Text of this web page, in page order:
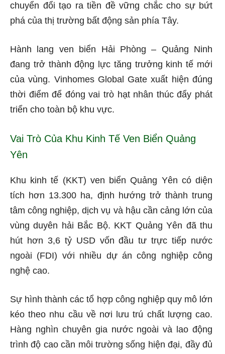
chuyển đổi tạo ra tiền đề vững chắc cho sự bứt
phá của thị trường bất động sản phía Tây.
Hành lang ven biển Hải Phòng – Quảng Ninh
đang trở thành động lực tăng trưởng kinh tế mới
của vùng. Vinhomes Global Gate xuất hiện đúng
thời điểm để đóng vai trò hạt nhân thúc đẩy phát
triển cho toàn bộ khu vực.
Vai Trò Của Khu Kinh Tế Ven Biển Quảng
Yên
Khu kinh tế (KKT) ven biển Quảng Yên có diện
tích hơn 13.300 ha, định hướng trở thành trung
tâm công nghiệp, dịch vụ và hậu cần cảng lớn của
vùng duyên hải Bắc Bộ. KKT Quảng Yên đã thu
hút hơn 3,6 tỷ USD vốn đầu tư trực tiếp nước
ngoài (FDI) với nhiều dự án công nghiệp công
nghệ cao.
Sự hình thành các tổ hợp công nghiệp quy mô lớn
kéo theo nhu cầu về nơi lưu trú chất lượng cao.
Hàng nghìn chuyên gia nước ngoài và lao động
trình độ cao cần môi trường sống hiện đại, đầy đủ